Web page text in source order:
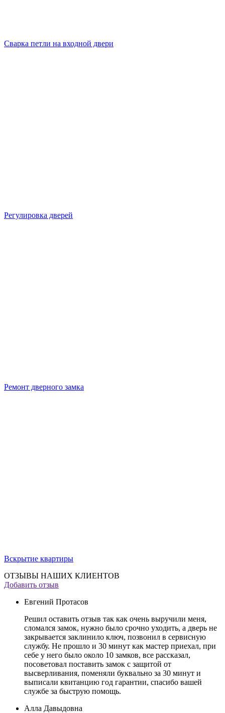
Сварка петли на входной двери
Регулировка дверей
Ремонт дверного замка
Вскрытие квартиры
ОТЗЫВЫ НАШИХ КЛИЕНТОВ
Добавить отзыв
Евгений Протасов
Решил оставить отзыв так как очень выручили меня,
сломался замок, нужно было срочно уходить, а дверь не
закрывается заклинило ключ, позвонил в сервисную
службу. Не прошло и 30 минут как мастер приехал, при
себе у него было около 10 замков, все рассказал,
посоветовал поставить замок с защитой от
высверливания, поменяли буквально за 30 минут и
выписали квитанцию год гарантии, спасибо вашей
службе за быструю помощь.
Алла Давыдовна